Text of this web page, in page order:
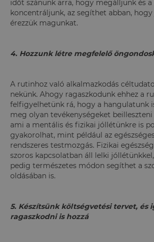
időt szánunk arra, hogy megálljunk és a
koncentráljunk, az segíthet abban,
érezzük magunkat.
4. Hozzunk létre megfelelő
A rutinhoz való alkalmazkodás
nekünk. Ahogy ragaszkodunk ehhez a
felfigyelhetünk rá, hogy a hangulatunk
meg olyan tevékenységeket
ami a mentális és fizikai jóllétünkre is
gyakorolhat, mint például az
rendszeres testmozgás. Fizikai
szoros kapcsolatban áll lelki
pedig természetes módon segíthet a
oldásában is.
5. Készítsünk költségvetési tervet, és
ragaszkodni is hozzá